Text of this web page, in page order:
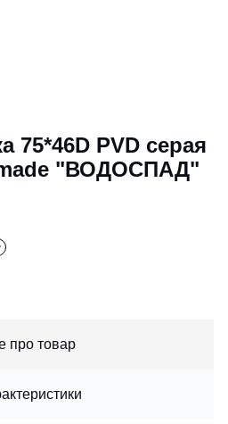
75*46D PVD серая
"ВОДОСПАД"
про товар